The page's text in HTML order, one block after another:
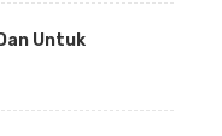
Untuk